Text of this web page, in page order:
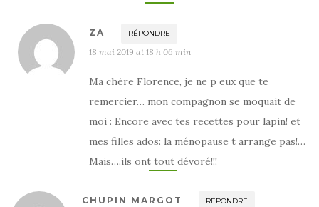
ZA RÉPONDRE
18 mai 2019 at 18 h 06 min
Ma chère Florence, je ne p eux que te
remercier… mon compagnon se moquait de
moi : Encore avec tes recettes pour lapin! et
mes filles ados: la ménopause t arrange pas!…
Mais….ils ont tout dévoré!!!
CHUPIN MARGOT RÉPONDRE